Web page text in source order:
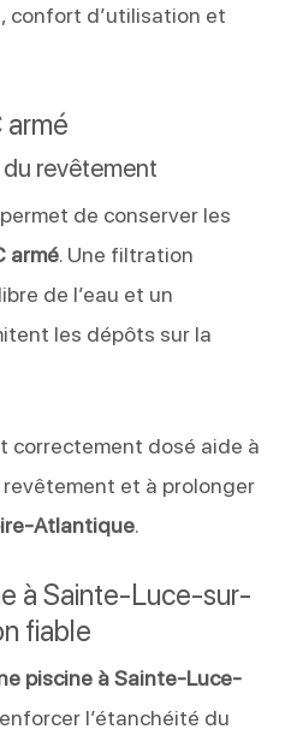
confort d’utilisation et
armé
revêtement
de conserver les
armé. Une filtration
de l’eau et un
les dépôts sur la
correctement dosé aide à
revêtement et à prolonger
Atlantique.
à Sainte-Luce-sur-
fiable
piscine à Sainte-Luce-
l’étanchéité du